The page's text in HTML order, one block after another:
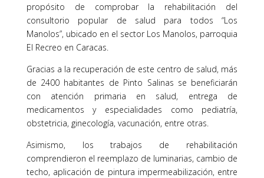
propósito de comprobar la rehabilitación del
consultorio popular de salud para todos “Los
Manolos”, ubicado en el sector Los Manolos, parroquia
El Recreo en Caracas.
Gracias a la recuperación de este centro de salud, más
de 2400 habitantes de Pinto Salinas se beneficiarán
con atención primaria en salud, entrega de
medicamentos y especialidades como pediatría,
obstetricia, ginecología, vacunación, entre otras.
Asimismo, los trabajos de rehabilitación
comprendieron el reemplazo de luminarias, cambio de
techo, aplicación de pintura impermeabilización, entre